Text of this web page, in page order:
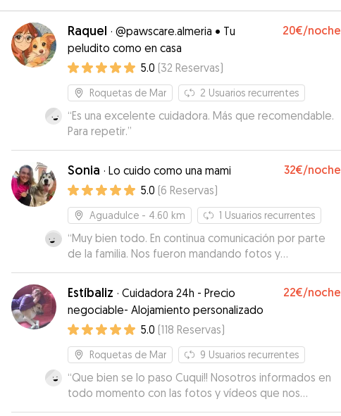
Raquel · @pawscare.almeria • Tu
peludito como en casa
20€/noche
5.0 (32 Reservas)
Roquetas de Mar 2 Usuarios recurrentes
“Es una excelente cuidadora. Más que recomendable.
Para repetir.”
Sonia · Lo cuido como una mami 32€/noche
5.0 (6 Reservas)
Aguadulce - 4.60 km 1 Usuarios recurrentes
“Muy bien todo. En continua comunicación por parte
de la familia. Nos fueron mandando fotos y
comentarios”
Estíbaliz · Cuidadora 24h - Precio
negociable- Alojamiento personalizado
22€/noche
5.0 (118 Reservas)
Roquetas de Mar 9 Usuarios recurrentes
“Que bien se lo paso Cuqui!! Nosotros informados en
todo momento con las fotos y vídeos que nos
mandaba. Genial en todos los aspectos, repetiremos